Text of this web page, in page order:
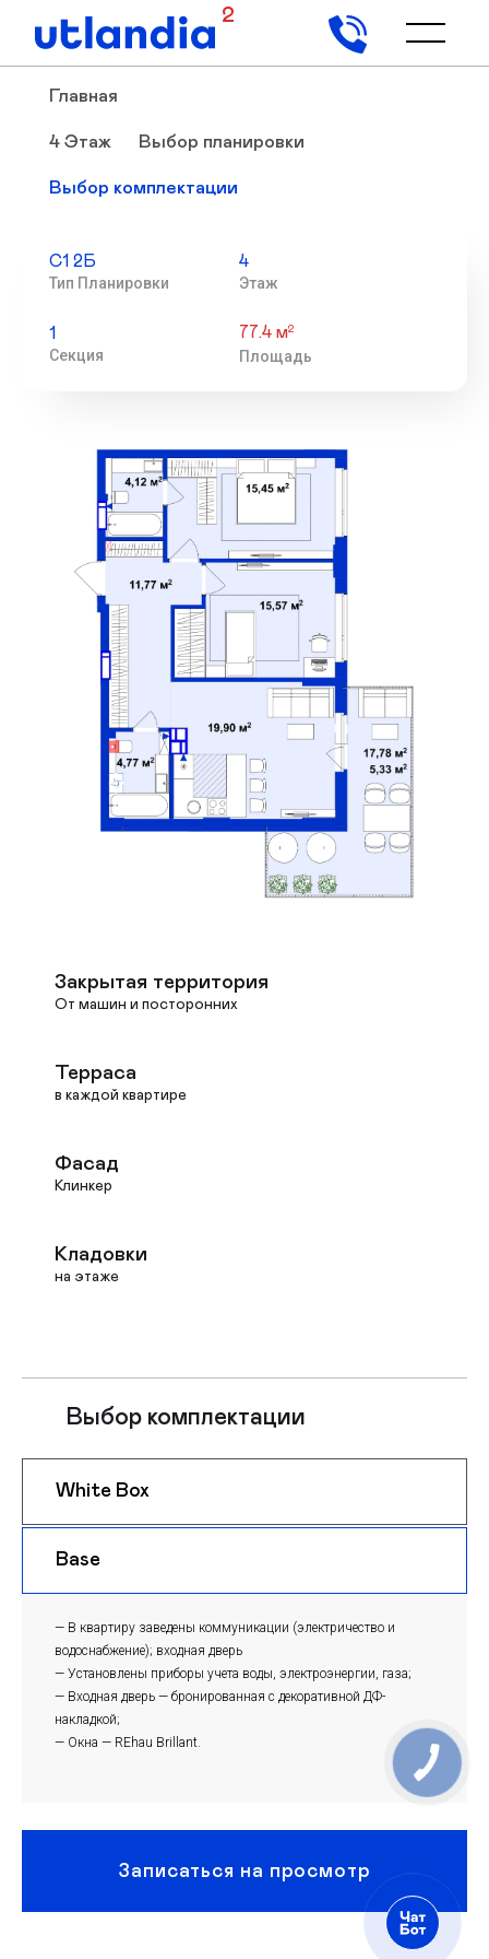
2
Главная
4 Этаж Выбор планировки
Выбор комплектации
С1 2Б
Тип Планировки
4
Этаж
1
Секция
77.4 м2
Площадь
Закрытая территория
От машин и посторонних
Терраса
в каждой квартире
Фасад
Клинкер
Кладовки
на этаже
Выбор комплектации
White Box
Base
— В квартиру заведены коммуникации (электричество и
водоснабжение); входная дверь
— Установлены приборы учета воды, электроэнергии, газа;
— Входная дверь — бронированная с декоративной ДФ-
накладкой;
— Окна — REhau Brillant.
Записаться на просмотр